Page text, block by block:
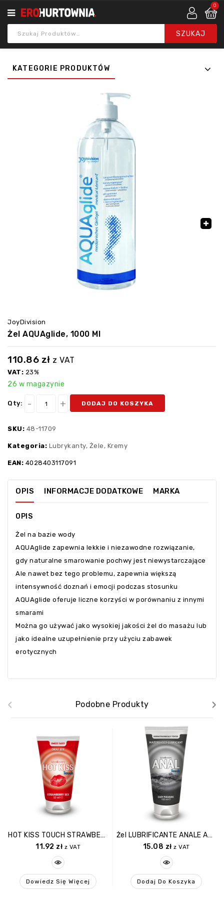
0
KATEGORIE PRODUKTÓW
JoyDivision
Żel AQUAglide, 1000 Ml
110.86 zł z VAT
VAT: 23%
26 w magazynie
Qty: DODAJ DO KOSZYKA
SKU: 48-11709
Kategoria: Lubrykanty, Żele, Kremy
EAN: 4028403117091
OPIS INFORMACJE DODATKOWE MARKA
OPIS
Żel na bazie wody
AQUAglide zapewnia lekkie i niezawodne rozwiązanie,
gdy naturalne smarowanie pochwy jest niewystarczające
Ale nawet bez tego problemu, zapewnia większą
intensywność doznań i emocji podczas stosunku
AQUAglide oferuje liczne korzyści w porównaniu z innymi
smarami
Można go używać jako wysokiej jakości żel do masażu lub
jako idealne uzupełnienie przy użyciu zabawek
erotycznych
Podobne Produkty
HOT KISS TOUCH STRAWBERRY GEL 50ML
11.92 zł z VAT
Dowiedz Się Więcej
Żel LUBRIFICANTE ANALE ANAL TOUCH 100 ML
15.08 zł z VAT
Dodaj Do Koszyka
‹ ›